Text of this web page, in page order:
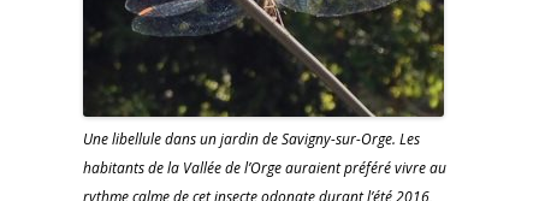
Une libellule dans un jardin de Savigny-sur-Orge. Les
habitants de la Vallée de l’Orge auraient préféré vivre au